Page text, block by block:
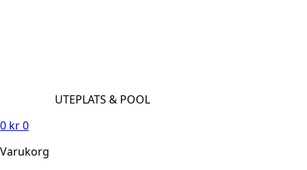
UTEPLATS & POOL
0 kr0
Varukorg